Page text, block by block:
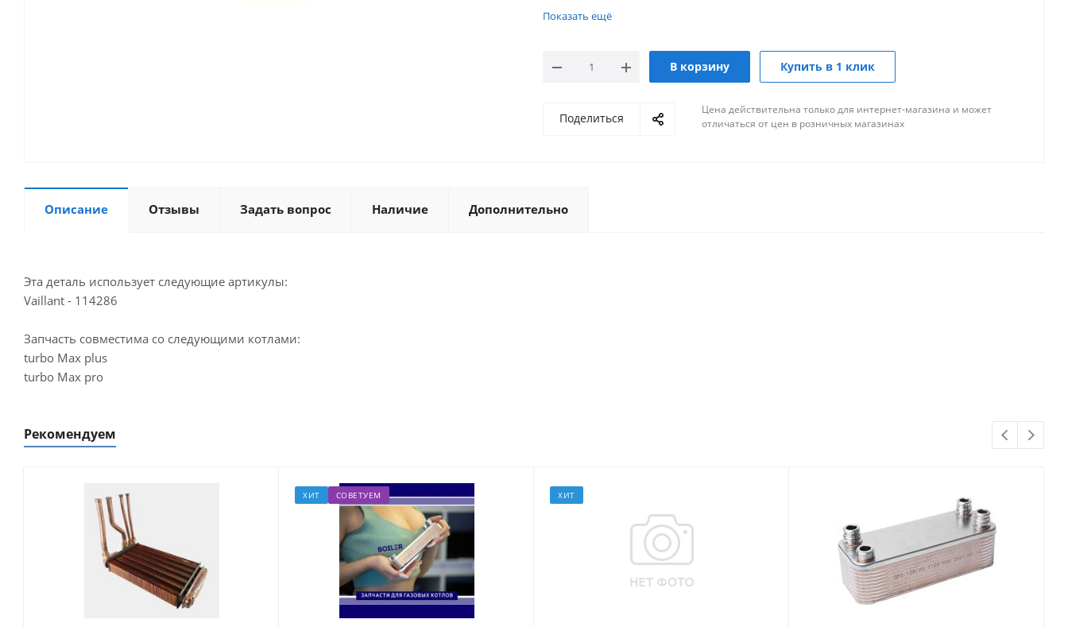
г. Владимир, ул. Дзержинского
Достаточно
Казань, ул. Журналистов, 101
Достаточно
Показать ещё
В корзину Купить в 1 клик
Поделиться
Цена действительна только для интернет-магазина и может
отличаться от цен в розничных магазинах
Описание Отзывы Задать вопрос Наличие Дополнительно
Эта деталь использует следующие артикулы:
Vaillant - 114286
Запчасть совместима со следующими котлами:
turbo Max plus
turbo Max pro
Рекомендуем
ХИТ СОВЕТУЕМ ХИТ